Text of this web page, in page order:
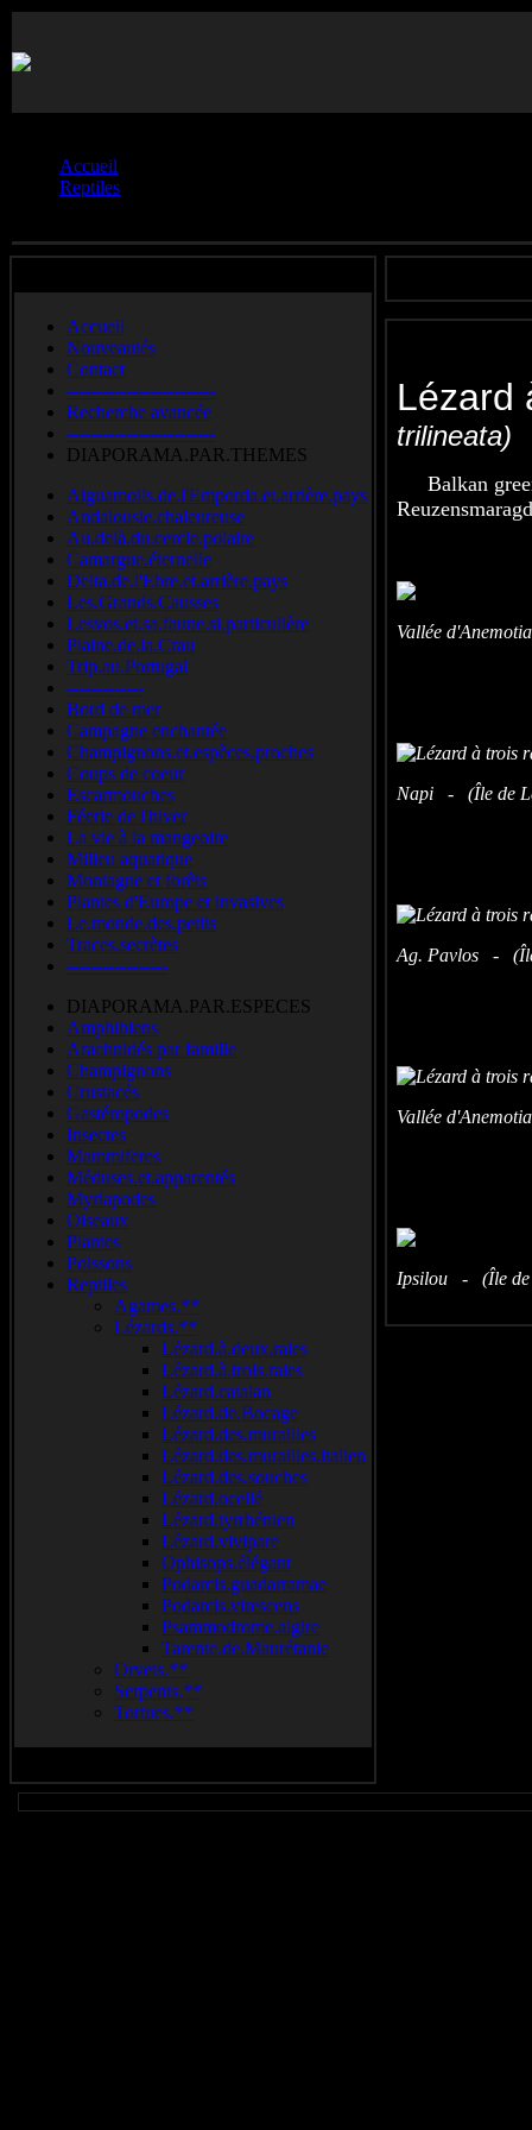
Accueil
Reptiles
Accueil
Nouveautés
Contact
-------------------------
Recherche avancée
-------------------------
DIAPORAMA.PAR.THEMES
Aiguamolls.de.l'Emporda.et.arrière.pays
Andalousie.chaleureuse
Au.delà.du.cercle.polaire
Camargue.éternelle
Delta.de.l'Ebre.et.arrière.pays
Les.Grands.Causses
Lesvos.et.sa.faune.si.particulière
Plaine.de.la.Crau
Trip.au.Portugal
-------------
Bord de mer
Campagne enchantée
Champignons.et.espèces.proches
Coups de coeur
Escarmouches
Féerie de l'hiver
La vie à la mangeoire
Milieu aquatique
Montagne et forêts
Plantes d'Europe et invasives
Le.monde.des.petits
Traces.secrètes
-----------------
DIAPORAMA.PAR.ESPECES
Amphibiens
Arachnidés par famille
Champignons
Crustacés
Gastéropodes
Insectes
Mammiferes
Méduses.et.apparentés
Myriapodes
Oiseaux
Plantes
Poissons
Reptiles
Agames.**
Lézards.**
Lézard.à.deux.raies
Lézard.à.trois.raies
Lézard.catalan
Lézard.de.Bocage
Lézard.des.murailles
Lézard.des.murailles.italien
Lézard.des.souches
Lézard.ocellé
Lézard.tyrrhénien
Lézard.vivipare
Ophisops.élégant
Podarcis.guadarramae
Podarcis.virescens
Psammodrome.algire
Tarente.de.Maurétanie
Orvets.**
Serpents.**
Tortues.**
trilineata)
Balkan
Vallée
Napi - (Île de
Ag. Pavlos -
Vallée
Ipsilou - (Île de